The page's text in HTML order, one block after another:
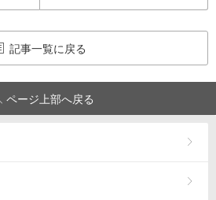
記事一覧に戻る
ページ上部へ戻る